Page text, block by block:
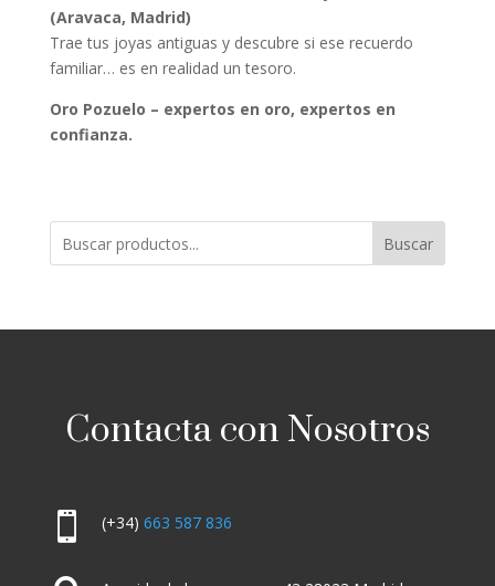
(Aravaca, Madrid)
Trae tus joyas antiguas y descubre si ese recuerdo
familiar… es en realidad un tesoro.
Oro Pozuelo – expertos en oro, expertos en
confianza.
Buscar
Contacta con Nosotros
 (+34) 663 587 836